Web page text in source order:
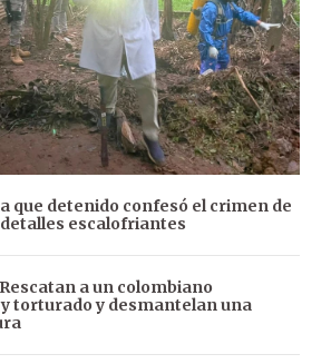
que detenido confesó el crimen de
detalles escalofriantes
a un colombiano
torturado y desmantelan una